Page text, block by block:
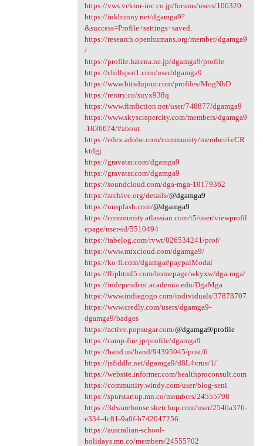
https://vws.vektor-inc.co.jp/forums/users/106320
https://inkbunny.net/dgamga9?
&success=Profile+settings+saved
https://research.openhumans.org/member/dgamga9
/
https://profile.hatena.ne.jp/dgamga9/profile
https://chillspot1.com/user/dgamga9
https://www.bitsdujour.com/profiles/MogNhD
https://rentry.co/suyx938q
https://www.fimfiction.net/user/748877/dgamga9
https://www.skyscrapercity.com/members/dgamga9
.1836674/#about
https://edex.adobe.com/community/member/ivCR
ktdgj
https://gravatar.com/dgamga9
https://gravatar.com/dgamga9
https://soundcloud.com/dga-mga-18179362
https://archive.org/details/@dgamga9
https://unsplash.com/@dgamga9
https://community.atlassian.com/t5/user/viewprofil
epage/user-id/5510494
https://tabelog.com/rvwr/026534241/prof/
https://www.mixcloud.com/dgamga9/
https://ko-fi.com/dgamga#paypalModal
https://fliphtml5.com/homepage/wkyxw/dga-mga/
https://independent.academia.edu/DgaMga
https://www.indiegogo.com/individuals/37878707
https://www.credly.com/users/dgamga9-
dgamga9/badges
https://active.popsugar.com/@dgamga9/profile
https://camp-fire.jp/profile/dgamga9
https://band.us/band/94395945/post/6
https://jsfiddle.net/dgamga9/d8L4vrus/1/
https://website.informer.com/healthproconsult.com
https://community.windy.com/user/blog-seni
https://spurstartup.mn.co/members/24555798
https://3dwarehouse.sketchup.com/user/2546a376-
e334-4c81-9a0f-b742047256...
https://australian-school-
holidays.mn.co/members/24555702